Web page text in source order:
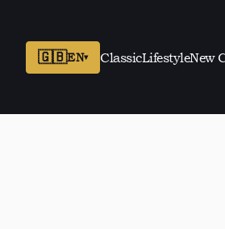
🇬🇧EN▾ ClassicLifestyleNew